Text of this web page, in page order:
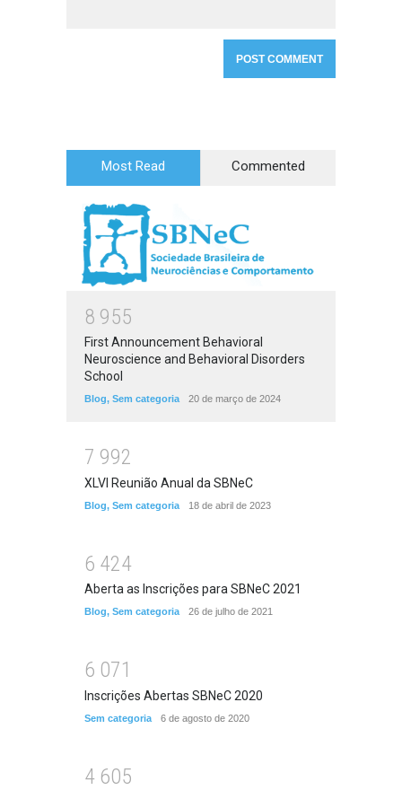
Most Read Commented
8 955
First Announcement Behavioral
Neuroscience and Behavioral Disorders
School
Blog, Sem categoria 20 de março de 2024
7 992
XLVI Reunião Anual da SBNeC
Blog, Sem categoria 18 de abril de 2023
6 424
Aberta as Inscrições para SBNeC 2021
Blog, Sem categoria 26 de julho de 2021
6 071
Inscrições Abertas SBNeC 2020
Sem categoria 6 de agosto de 2020
4 605